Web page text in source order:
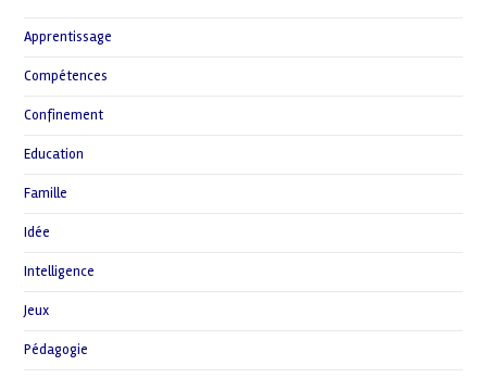
Apprentissage
Compétences
Confinement
Education
Famille
Idée
Intelligence
Jeux
Pédagogie